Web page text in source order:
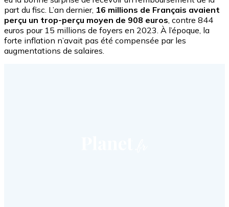
part du fisc. L’an dernier, 16 millions de Français avaient
perçu un trop-perçu moyen de 908 euros , contre 844
euros pour 15 millions de foyers en 2023. À l’époque, la
forte inflation n’avait pas été compensée par les
augmentations de salaires.